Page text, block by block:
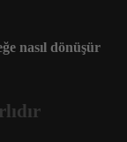
nasıl dönüşür